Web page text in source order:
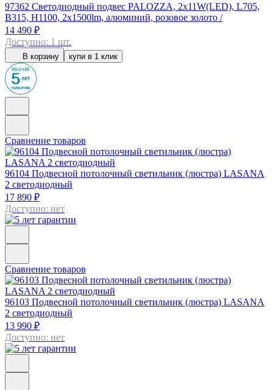
97362 Светодиодный подвес PALOZZA, 2х11W(LED), L705,
B315, H1100, 2х1500lm, алюминий, розовое золото /
14 490 ₽
Доступно: 1 шт.
В корзину купи в 1 клик
Сравнение товаров
96104 Подвесной потолочный светильник (люстра) LASANA
2 светодиодный
17 890 ₽
Доступно: нет
Сравнение товаров
96103 Подвесной потолочный светильник (люстра) LASANA
2 светодиодный
13 990 ₽
Доступно: нет